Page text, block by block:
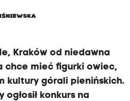
Kraków od niedawna
chce mieć figurki owiec,
kultury górali pienińskich.
ogłosił konkurs na